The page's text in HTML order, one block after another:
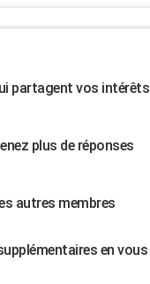
partagent vos intérêts
plus de réponses
autres membres
en vous